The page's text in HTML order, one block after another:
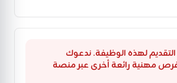
التقديم لهذه الوظيفة. ندعوك
مهنية رائعة أخرى عبر منصة